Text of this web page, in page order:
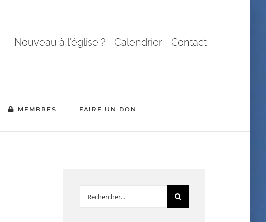
Nouveau à l'église ? - Calendrier - Contact
MEMBRES FAIRE UN DON
Rechercher: